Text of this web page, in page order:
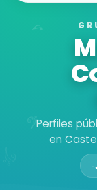
Perfiles
en